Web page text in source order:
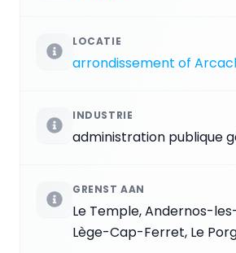
LOCATIE
arrondissement of
INDUSTRIE
administration publique
GRENST AAN
Le Temple, Andernos-
Lège-Cap-Ferret, Le